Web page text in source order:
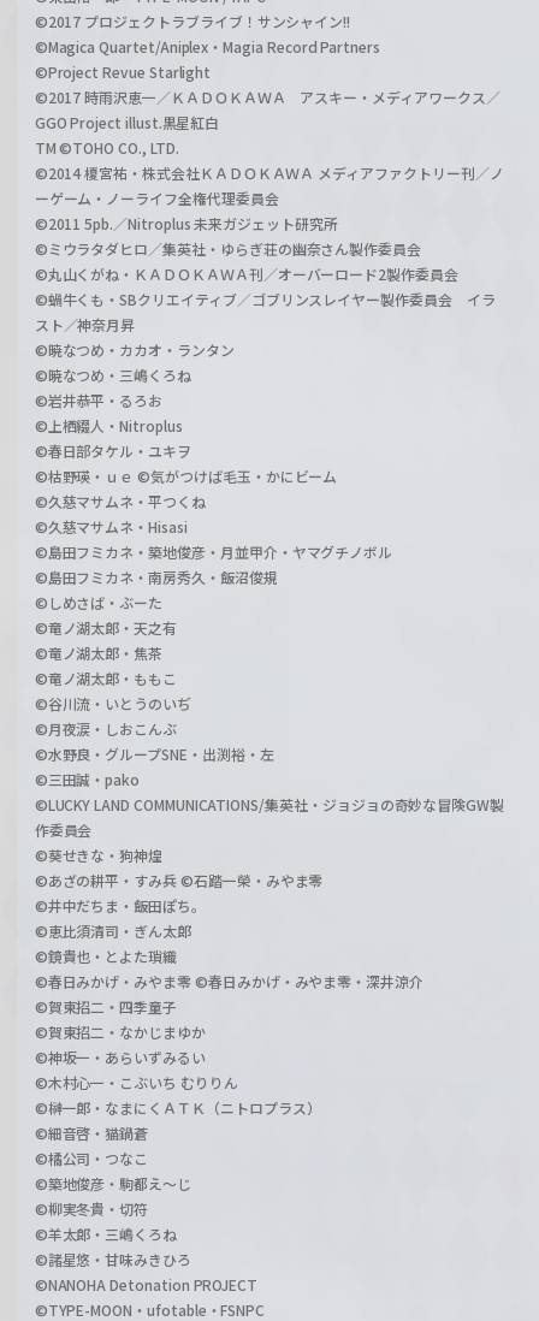
©2017 プロジェクトラブライブ！サンシャイン!!
©Magica Quartet/Aniplex・Magia Record Partners
©Project Revue Starlight
©2017 時雨沢恵一／ＫＡＤＯＫＡＷＡ アスキー・メディアワークス／
GGO Project illust.黒星紅白
TM ©TOHO CO., LTD.
©2014 榎宮祐・株式会社ＫＡＤＯＫＡＷＡ メディアファクトリー刊／ノ
ーゲーム・ノーライフ全権代理委員会
©2011 5pb.／Nitroplus 未来ガジェット研究所
©ミウラタダヒロ／集英社・ゆらぎ荘の幽奈さん製作委員会
©丸山くがね・ＫＡＤＯＫＡＷＡ刊／オーバーロード2製作委員会
©蝸牛くも・SBクリエイティブ／ゴブリンスレイヤー製作委員会 イラ
スト／神奈月昇
©暁なつめ・カカオ・ランタン
©暁なつめ・三嶋くろね
©岩井恭平・るろお
©上栖綴人・Nitroplus
©春日部タケル・ユキヲ
©枯野瑛・ｕｅ ©気がつけば毛玉・かにビーム
©久慈マサムネ・平つくね
©久慈マサムネ・Hisasi
©島田フミカネ・築地俊彦・月並甲介・ヤマグチノボル
©島田フミカネ・南房秀久・飯沼俊規
©しめさば・ぶーた
©竜ノ湖太郎・天之有
©竜ノ湖太郎・焦茶
©竜ノ湖太郎・ももこ
©谷川流・いとうのいぢ
©月夜涙・しおこんぶ
©水野良・グループSNE・出渕裕・左
©三田誠・pako
©LUCKY LAND COMMUNICATIONS/集英社・ジョジョの奇妙な冒険GW製
作委員会
©葵せきな・狗神煌
©あざの耕平・すみ兵 ©石踏一榮・みやま零
©井中だちま・飯田ぽち。
©恵比須清司・ぎん太郎
©鏡貴也・とよた瑣織
©春日みかげ・みやま零 ©春日みかげ・みやま零・深井涼介
©賀東招二・四季童子
©賀東招二・なかじまゆか
©神坂一・あらいずみるい
©木村心一・こぶいち むりりん
©榊一郎・なまにくＡＴＫ（ニトロプラス）
©細音啓・猫鍋蒼
©橘公司・つなこ
©築地俊彦・駒都え～じ
©柳実冬貴・切符
©羊太郎・三嶋くろね
©諸星悠・甘味みきひろ
©NANOHA Detonation PROJECT
©TYPE-MOON・ufotable・FSNPC